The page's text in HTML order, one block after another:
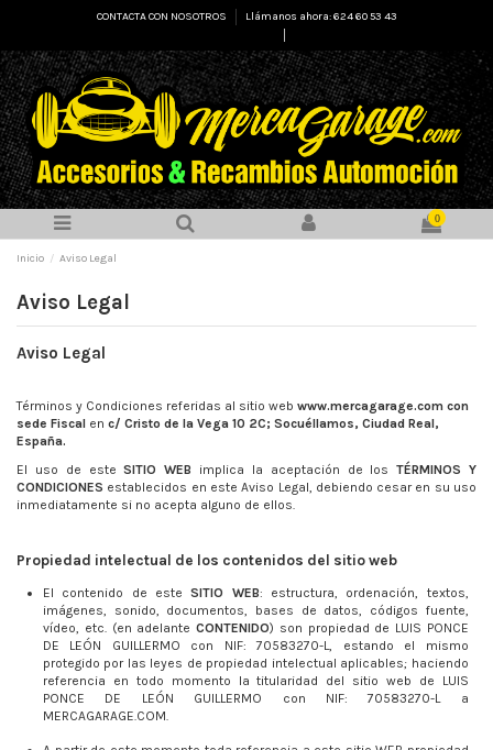
CONTACTA CON NOSOTROS
Llámanos ahora: 624 60 53 43
0
Inicio Aviso Legal
Aviso Legal
Aviso Legal
Términos y Condiciones referidas al sitio web www.mercagarage.com con
sede Fiscal en c/ Cristo de la Vega 10 2C; Socuéllamos, Ciudad Real,
España.
El uso de este SITIO WEB implica la aceptación de los TÉRMINOS Y
CONDICIONES establecidos en este Aviso Legal, debiendo cesar en su uso
inmediatamente si no acepta alguno de ellos.
Propiedad intelectual de los contenidos del sitio web
El contenido de este SITIO WEB: estructura, ordenación, textos,
imágenes, sonido, documentos, bases de datos, códigos fuente,
vídeo, etc. (en adelante CONTENIDO) son propiedad de LUIS PONCE
DE LEÓN GUILLERMO con NIF: 70583270-L, estando el mismo
protegido por las leyes de propiedad intelectual aplicables; haciendo
referencia en todo momento la titularidad del sitio web de LUIS
PONCE DE LEÓN GUILLERMO con NIF: 70583270-L a
MERCAGARAGE.COM.